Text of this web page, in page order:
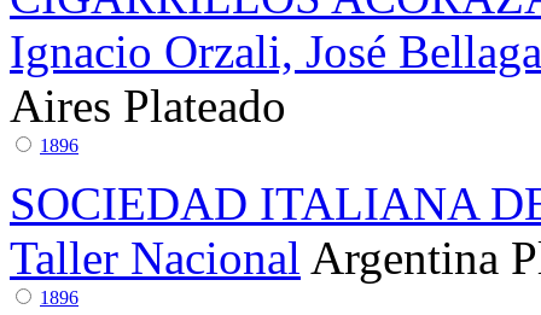
Ignacio Orzali, José
Aires Plateado
1896
SOCIEDAD ITALIANA
Taller Nacional Argentina
1896